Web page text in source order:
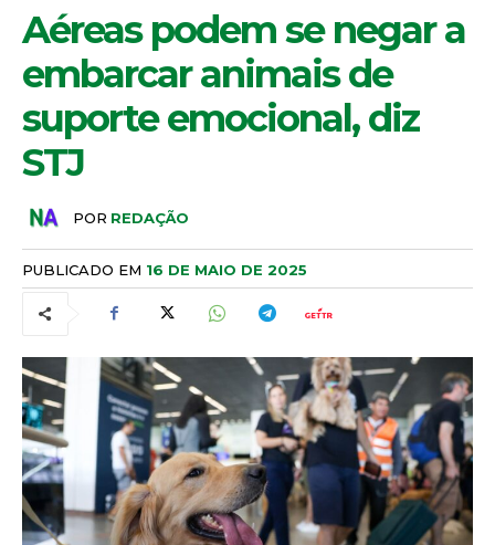
Aéreas podem se negar a
embarcar animais de
suporte emocional, diz
STJ
POR REDAÇÃO
PUBLICADO EM 16 DE MAIO DE 2025